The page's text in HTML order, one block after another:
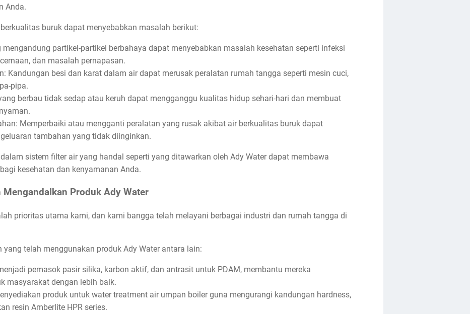
Anda.
buruk dapat menyebabkan masalah berikut:
mengandung partikel-partikel berbahaya dapat menyebabkan masalah kesehatan seperti infeksi
dan masalah pernapasan.
Kandungan besi dan karat dalam air dapat merusak peralatan rumah tangga seperti mesin cuci,
pipa.
berbau tidak sedap atau keruh dapat mengganggu kualitas hidup sehari-hari dan membuat
Memperbaiki atau mengganti peralatan yang rusak akibat air berkualitas buruk dapat
tambahan yang tidak diinginkan.
sistem filter air yang handal seperti yang ditawarkan oleh Ady Water dapat membawa
kesehatan dan kenyamanan Anda.
Mengandalkan Produk Ady Water
prioritas utama kami, dan kami bangga telah melayani berbagai industri dan rumah tangga di
yang telah menggunakan produk Ady Water antara lain:
pemasok pasir silika, karbon aktif, dan antrasit untuk PDAM, membantu mereka
masyarakat dengan lebih baik.
produk untuk water treatment air umpan boiler guna mengurangi kandungan hardness,
resin Amberlite HPR series.